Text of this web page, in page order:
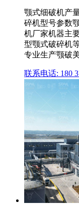
颚式细破机产
碎机型号参数
机厂家机器主
型颚式破碎机
专业生产颚破
联系电话: 180